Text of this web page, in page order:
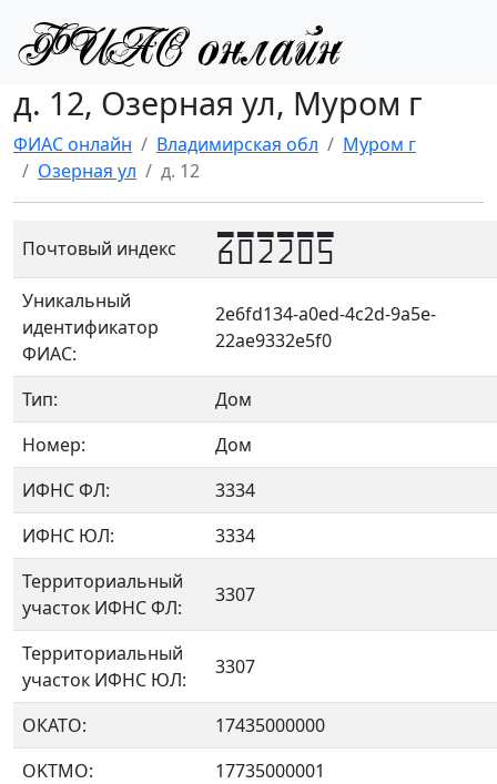
д. 12, Озерная ул, Муром г
ФИАС онлайн Владимирская обл
Муром г
Озерная ул
д. 12
Почтовый индекс 602205
Уникальный
идентификатор
ФИАС:
2e6fd134-a0ed-4c2d-9a5e-
22ae9332e5f0
Тип:
Дом
Номер:
Дом
ИФНС ФЛ:
3334
ИФНС ЮЛ:
3334
Территориальный
участок ИФНС ФЛ:
3307
Территориальный
участок ИФНС ЮЛ:
3307
ОКАТО:
17435000000
OKTMO:
17735000001